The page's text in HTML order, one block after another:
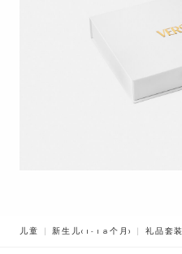
儿童 新生儿(1-18个月) 礼品套装